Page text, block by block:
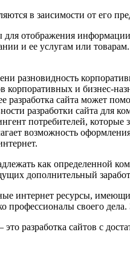
в заисимости от его
для отображения
и ее услугам или товарам.
разновидность
корпоративных и бизнес-
разработка сайта может
разработки сайта
потребителей,
возможность
как определенной
дополнительный
интернет ресурсы,
своего дела.
это разработка сайтов с